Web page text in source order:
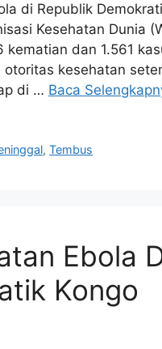
di Republik
Kesehatan Dunia
dan 1.561
kesehatan
di … Baca
,Tembus
Ebola
Kongo